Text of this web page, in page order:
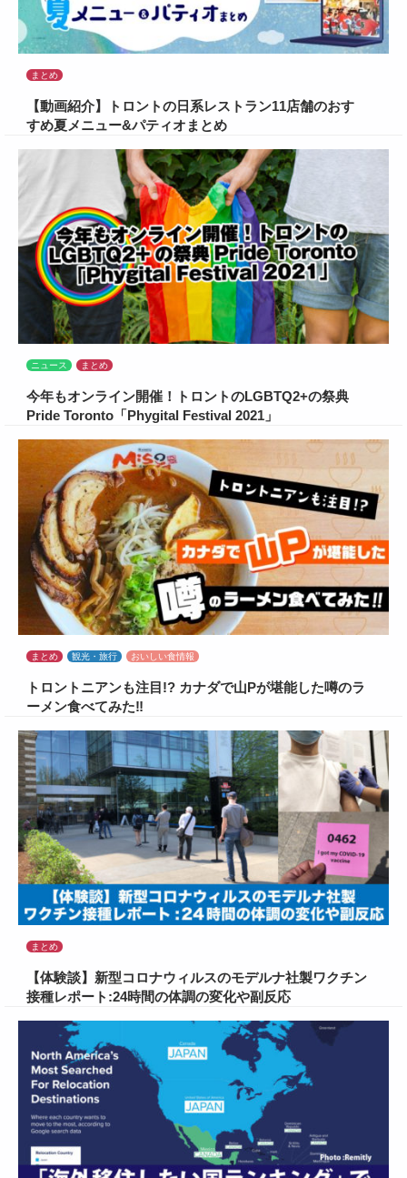
まとめ
【動画紹介】トロントの日系レストラン11店舗のおす
すめ夏メニュー&パティオまとめ
ニュース まとめ
今年もオンライン開催！トロントのLGBTQ2+の祭典
Pride Toronto「Phygital Festival 2021」
まとめ 観光・旅行 おいしい食情報
トロントニアンも注目!? カナダで山Pが堪能した噂のラ
ーメン食べてみた‼
まとめ
【体験談】新型コロナウィルスのモデルナ社製ワクチン
接種レポート:24時間の体調の変化や副反応